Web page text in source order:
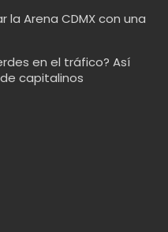
la Arena CDMX con una
en el tráfico? Así
capitalinos